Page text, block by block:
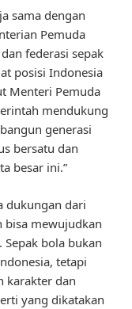
sama dengan
Pemuda
federasi sepak
posisi Indonesia
Menteri Pemuda
mendukung
generasi
bersatu dan
besar ini.”
dukungan dari
bisa mewujudkan
Sepak bola bukan
tetapi
karakter dan
yang dikatakan